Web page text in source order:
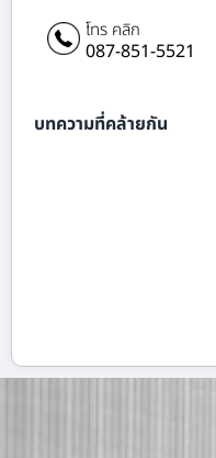
โทร คลิก
087-851-5521
บทความที่คล้ายกัน